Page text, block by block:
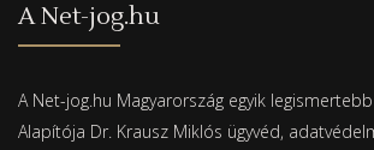
A Net-jog.hu
A Net-jog.hu Magyarország egyik
Alapítója Dr. Krausz Miklós ügyvéd,